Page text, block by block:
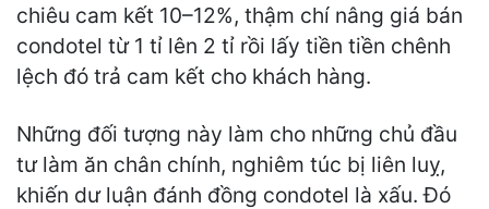
chiêu cam kết 10–12%, thậm chí nâng giá bán
condotel từ 1 tỉ lên 2 tỉ rồi lấy tiền tiền chênh
lệch đó trả cam kết cho khách hàng.
Những đối tượng này làm cho những chủ đầu
tư làm ăn chân chính, nghiêm túc bị liên luỵ,
khiến dư luận đánh đồng condotel là xấu. Đó